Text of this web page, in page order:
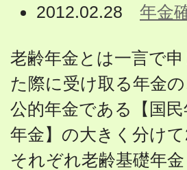
2012.02.28 年金
老齢年金とは一言で
た際に受け取る年金の
公的年金である【国
年金】の大きく分け
それぞれ老齢基礎年